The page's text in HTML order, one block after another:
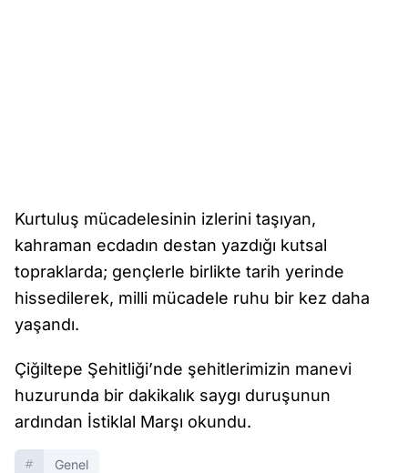
Kurtuluş mücadelesinin izlerini taşıyan,
kahraman ecdadın destan yazdığı kutsal
topraklarda; gençlerle birlikte tarih yerinde
hissedilerek, milli mücadele ruhu bir kez daha
yaşandı.
Çiğiltepe Şehitliği’nde şehitlerimizin manevi
huzurunda bir dakikalık saygı duruşunun
ardından İstiklal Marşı okundu.
Genel